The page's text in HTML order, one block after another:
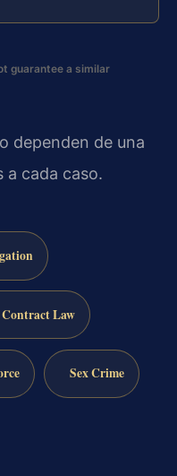
guarantee a similar
dependen de una
a cada caso.
Contract Law
Sex Crime